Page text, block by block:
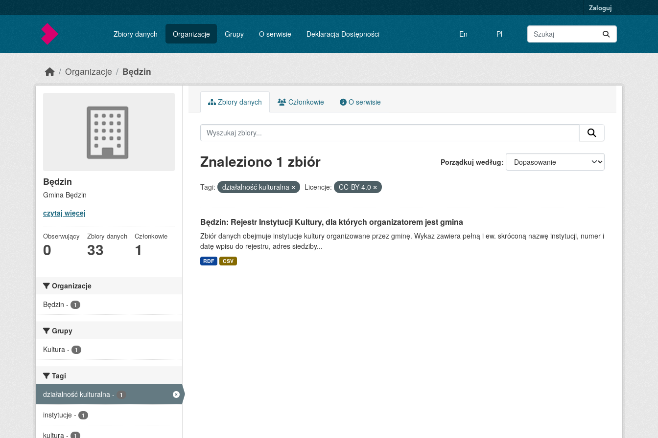
Zaloguj
Zbiory danych Organizacje Grupy O serwisie Deklaracja Dostępności En Pl
Organizacje Będzin
Będzin
Gmina Będzin
czytaj więcej
Obserwujący
0
Zbiory danych
33
Członkowie
1
Organizacje
Będzin - 1
Grupy
Kultura - 1
Tagi
działalność kulturalna - 1
instytucje - 1
kultura - 1
Zbiory danych Członkowie O serwisie
Porządkuj według
Znaleziono 1 zbiór
Tagi: działalność kulturalna Licencje: CC-BY-4.0
Będzin: Rejestr Instytucji Kultury, dla których organizatorem jest gmina
Zbiór danych obejmuje instytucje kultury organizowane przez gminę. Wykaz zawiera pełną i ew. skróconą nazwę instytucji, numer i
datę wpisu do rejestru, adres siedziby...
RDF CSV